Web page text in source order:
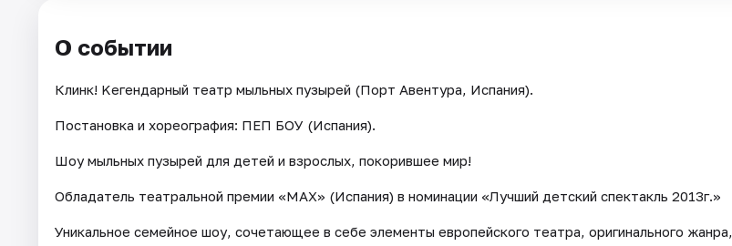
О событии
Клинк! Kегендарный театр мыльных пузырей (Порт Авентура, Испания).
Постановка и хореография: ПЕП БОУ (Испания).
Шоу мыльных пузырей для детей и взрослых, покорившее мир!
Обладатель театральной премии «MAX» (Испания) в номинации «Лучший детский спектакль 2013г.»
Уникальное семейное шоу, сочетающее в себе элементы европейского театра, оригинального жанра,